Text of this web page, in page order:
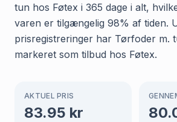
tun hos Føtex i 365 dage i alt,
varen er tilgængelig 98% af tiden.
prisregistreringer har Tørfoder m.
markeret som tilbud hos Føtex.
AKTUEL PRIS
83.95 kr